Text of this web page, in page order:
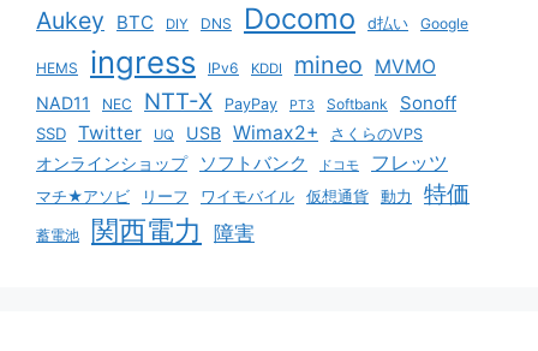
Aukey BTC DIY DNS Docomo d払い Google
HEMS ingress IPv6 KDDI mineo MVMO
NAD11 NEC NTT-X PayPay PT3 Softbank Sonoff
SSD Twitter UQ USB Wimax2+ さくらのVPS
オンラインショップ ソフトバンク ドコモ フレッツ
マチ★アソビ リーフ ワイモバイル 仮想通貨 動力 特価
蓄電池 関西電力 障害